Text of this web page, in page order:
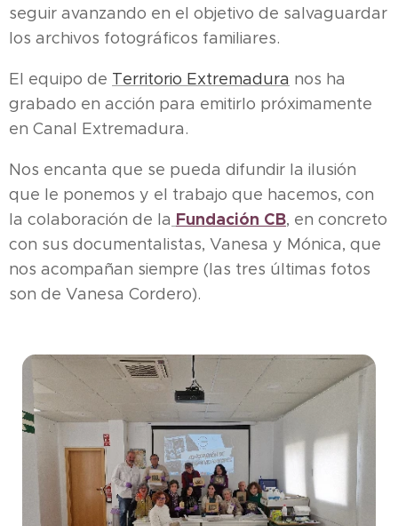
seguir avanzando en el objetivo de salvaguardar
los archivos fotográficos familiares.
El equipo de Territorio Extremadura nos ha
grabado en acción para emitirlo próximamente
en Canal Extremadura.
Nos encanta que se pueda difundir la ilusión
que le ponemos y el trabajo que hacemos, con
la colaboración de la Fundación CB, en concreto
con sus documentalistas, Vanesa y Mónica, que
nos acompañan siempre (las tres últimas fotos
son de Vanesa Cordero).